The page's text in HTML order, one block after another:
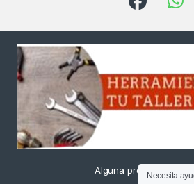
Alguna pregunta ?
Necesita